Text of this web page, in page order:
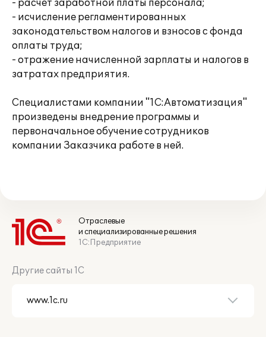
- расчет заработной платы персонала;
- исчисление регламентированных
законодательством налогов и взносов с фонда
оплаты труда;
- отражение начисленной зарплаты и налогов в
затратах предприятия.
Специалистами компании "1С:Автоматизация"
произведены внедрение программы и
первоначальное обучение сотрудников
компании Заказчика работе в ней.
Отраслевые
и специализированные решения
1С:Предприятие
Другие сайты 1С